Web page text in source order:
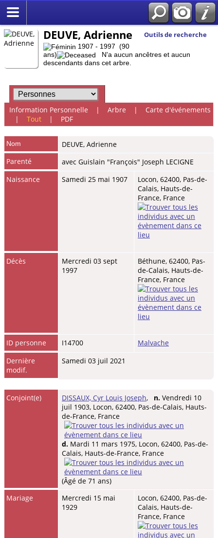
Outils de recherche
DEUVE, Adrienne
1907 - 1997 (90
ans)
N'a aucun ancêtres et aucun
descendants dans cet arbre.
Information Personnelle | Arbre | Carte d'événements
| Tout| PDF
Nom DEUVE, Adrienne
Parenté
avec Guislain "François" Joseph LECIGNE
Naissance
Samedi 25 mai 1907
Locon, 62400, Pas-de-
Calais, Hauts-de-
France, France
Décès
Mercredi 03 sept
1997
Béthune, 62400, Pas-
de-Calais, Hauts-de-
France, France
ID personne I14700
Malvache
Dernière
modif.
Samedi 03 juil 2021
Conjoint(e) DISSAUX, Cyr Louis Joseph, n. Vendredi 10
juil 1903, Locon, 62400, Pas-de-Calais, Hauts-
de-France, France
d. Mardi 11 mars 1975, Locon, 62400, Pas-de-
Calais, Hauts-de-France, France
(Âgé de 71 ans)
Mariage
Mercredi 15 mai
1929
Locon, 62400, Pas-de-
Calais, Hauts-de-
France, France